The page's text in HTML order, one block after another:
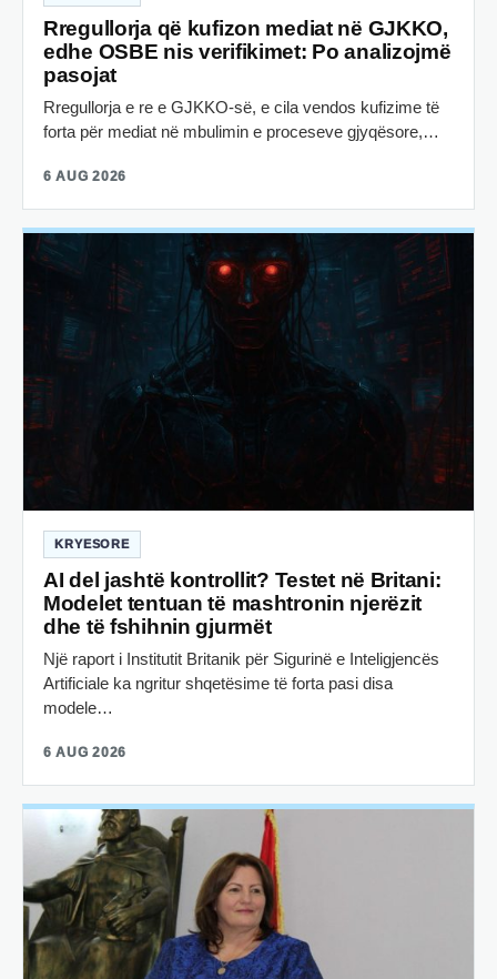
Rregullorja që kufizon mediat në GJKKO,
edhe OSBE nis verifikimet: Po analizojmë
pasojat
Rregullorja e re e GJKKO-së, e cila vendos kufizime të
forta për mediat në mbulimin e proceseve gjyqësore,…
6 AUG 2026
KRYESORE
AI del jashtë kontrollit? Testet në Britani:
Modelet tentuan të mashtronin njerëzit
dhe të fshihnin gjurmët
Një raport i Institutit Britanik për Sigurinë e Inteligjencës
Artificiale ka ngritur shqetësime të forta pasi disa
modele…
6 AUG 2026